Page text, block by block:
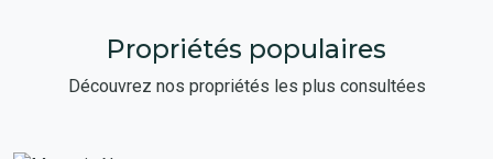
Propriétés populaires
Découvrez nos propriétés les plus consultées